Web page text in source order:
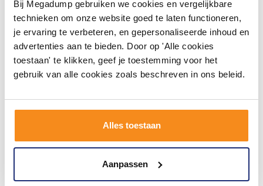
Bij Megadump gebruiken we cookies en vergelijkbare
technieken om onze website goed te laten functioneren,
je ervaring te verbeteren, en gepersonaliseerde inhoud en
advertenties aan te bieden. Door op 'Alle cookies
toestaan' te klikken, geef je toestemming voor het
gebruik van alle cookies zoals beschreven in ons beleid.
Alles toestaan
Aanpassen